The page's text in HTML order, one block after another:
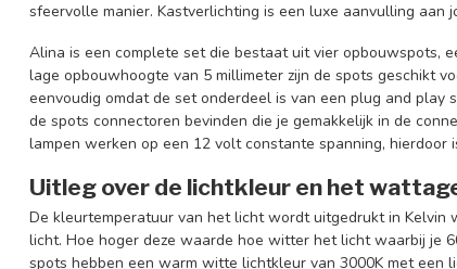
sfeervolle manier. Kastverlichting is een luxe aanvulling aan
Alina is een complete set die bestaat uit vier opbouwspots,
lage opbouwhoogte van 5 millimeter zijn de spots geschikt
eenvoudig omdat de set onderdeel is van een plug and play
de spots connectoren bevinden die je gemakkelijk in de
lampen werken op een 12 volt constante spanning,
Uitleg over de lichtkleur en het
De kleurtemperatuur van het licht wordt uitgedrukt in Kelvin
licht. Hoe hoger deze waarde hoe witter het licht waarbij je
spots hebben een warm witte lichtkleur van 3000K met een